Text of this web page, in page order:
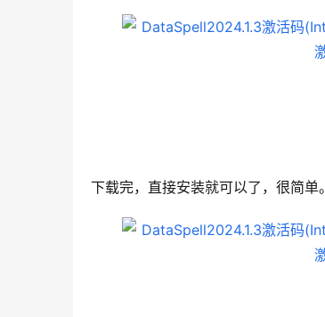
下载完，直接安装就可以了，很简单。